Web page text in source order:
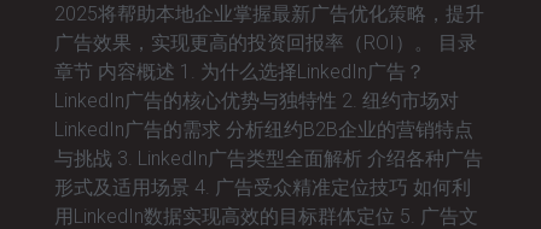
2025将帮助本地企业掌握最新广告优化策略，提升
广告效果，实现更高的投资回报率（ROI）。 目录
章节 内容概述 1. 为什么选择LinkedIn广告？
LinkedIn广告的核心优势与独特性 2. 纽约市场对
LinkedIn广告的需求 分析纽约B2B企业的营销特点
与挑战 3. LinkedIn广告类型全面解析 介绍各种广告
形式及适用场景 4. 广告受众精准定位技巧 如何利
用LinkedIn数据实现高效的目标群体定位 5. 广告文